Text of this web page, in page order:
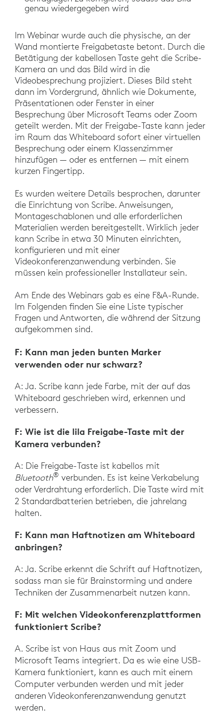
genau wiedergegeben wird
Im Webinar wurde auch die physische, an der
Wand montierte Freigabetaste betont. Durch die
Betätigung der kabellosen Taste geht die Scribe-
Kamera an und das Bild wird in die
Videobesprechung projiziert. Dieses Bild steht
dann im Vordergrund, ähnlich wie Dokumente,
Präsentationen oder Fenster in einer
Besprechung über Microsoft Teams oder Zoom
geteilt werden. Mit der Freigabe-Taste kann jeder
im Raum das Whiteboard sofort einer virtuellen
Besprechung oder einem Klassenzimmer
hinzufügen — oder es entfernen — mit einem
kurzen Fingertipp.
Es wurden weitere Details besprochen, darunter
die Einrichtung von Scribe. Anweisungen,
Montageschablonen und alle erforderlichen
Materialien werden bereitgestellt. Wirklich jeder
kann Scribe in etwa 30 Minuten einrichten,
konfigurieren und mit einer
Videokonferenzanwendung verbinden. Sie
müssen kein professioneller Installateur sein.
Am Ende des Webinars gab es eine F&A-Runde.
Im Folgenden finden Sie eine Liste typischer
Fragen und Antworten, die während der Sitzung
aufgekommen sind.
F: Kann man jeden bunten Marker
verwenden oder nur schwarz?
A: Ja. Scribe kann jede Farbe, mit der auf das
Whiteboard geschrieben wird, erkennen und
verbessern.
F: Wie ist die lila Freigabe-Taste mit der
Kamera verbunden?
A: Die Freigabe-Taste ist kabellos mit
Bluetooth® verbunden. Es ist keine Verkabelung
oder Verdrahtung erforderlich. Die Taste wird mit
2 Standardbatterien betrieben, die jahrelang
halten.
F: Kann man Haftnotizen am Whiteboard
anbringen?
A: Ja. Scribe erkennt die Schrift auf Haftnotizen,
sodass man sie für Brainstorming und andere
Techniken der Zusammenarbeit nutzen kann.
F: Mit welchen Videokonferenzplattformen
funktioniert Scribe?
A. Scribe ist von Haus aus mit Zoom und
Microsoft Teams integriert. Da es wie eine USB-
Kamera funktioniert, kann es auch mit einem
Computer verbunden werden und mit jeder
anderen Videokonferenzanwendung genutzt
werden.